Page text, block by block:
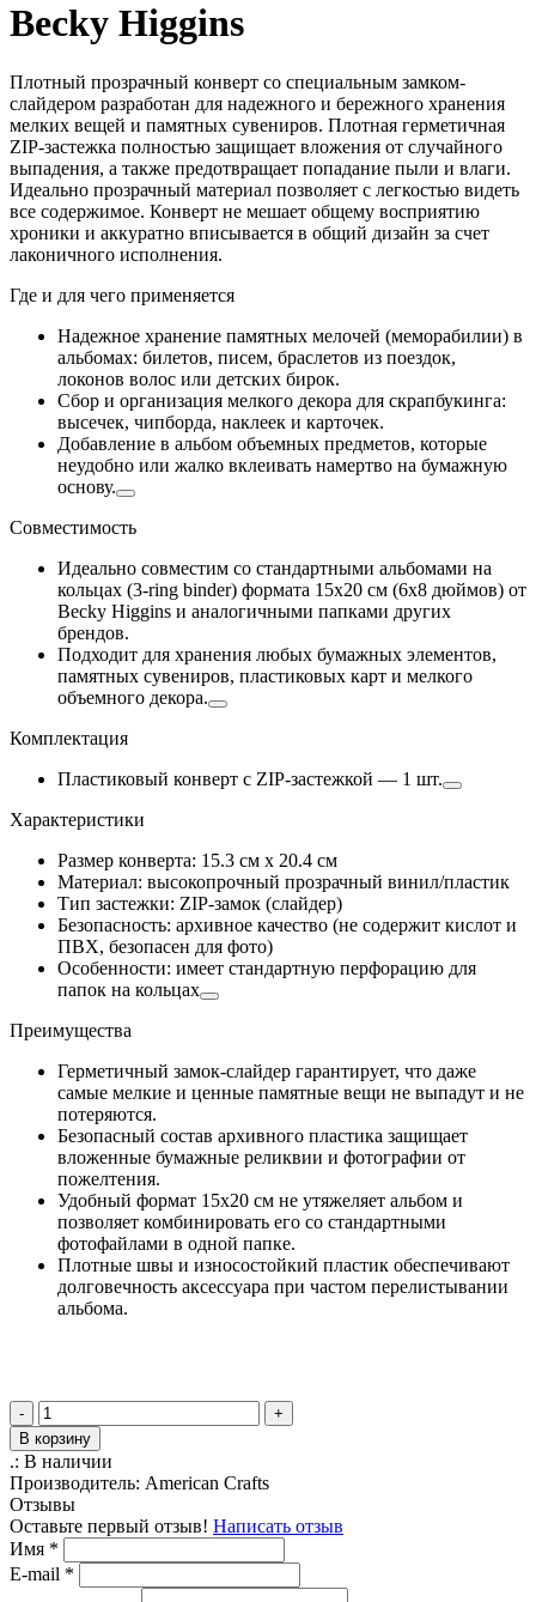
Becky Higgins
Плотный прозрачный конверт со специальным замком-
слайдером разработан для надежного и бережного хранения
мелких вещей и памятных сувениров. Плотная герметичная
ZIP-застежка полностью защищает вложения от случайного
выпадения, а также предотвращает попадание пыли и влаги.
Идеально прозрачный материал позволяет с легкостью видеть
все содержимое. Конверт не мешает общему восприятию
хроники и аккуратно вписывается в общий дизайн за счет
лаконичного исполнения.
Где и для чего применяется
Надежное хранение памятных мелочей (меморабилии) в
альбомах: билетов, писем, браслетов из поездок,
локонов волос или детских бирок.
Сбор и организация мелкого декора для скрапбукинга:
высечек, чипборда, наклеек и карточек.
Добавление в альбом объемных предметов, которые
неудобно или жалко вклеивать намертво на бумажную
основу.
Совместимость
Идеально совместим со стандартными альбомами на
кольцах (3-ring binder) формата 15х20 см (6х8 дюймов) от
Becky Higgins и аналогичными папками других
брендов.
Подходит для хранения любых бумажных элементов,
памятных сувениров, пластиковых карт и мелкого
объемного декора.
Комплектация
Пластиковый конверт с ZIP-застежкой — 1 шт.
Характеристики
Размер конверта: 15.3 см х 20.4 см
Материал: высокопрочный прозрачный винил/пластик
Тип застежки: ZIP-замок (слайдер)
Безопасность: архивное качество (не содержит кислот и
ПВХ, безопасен для фото)
Особенности: имеет стандартную перфорацию для
папок на кольцах
Преимущества
Герметичный замок-слайдер гарантирует, что даже
самые мелкие и ценные памятные вещи не выпадут и не
потеряются.
Безопасный состав архивного пластика защищает
вложенные бумажные реликвии и фотографии от
пожелтения.
Удобный формат 15х20 см не утяжеляет альбом и
позволяет комбинировать его со стандартными
фотофайлами в одной папке.
Плотные швы и износостойкий пластик обеспечивают
долговечность аксессуара при частом перелистывании
альбома.
-
+
В корзину
.: В наличии
Производитель: American Crafts
Отзывы
Оставьте первый отзыв! Написать отзыв
Имя *
E-mail *